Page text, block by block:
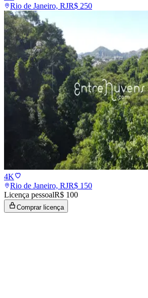
Rio de Janeiro, RJR$ 250
4K
Rio de Janeiro, RJR$ 150
Licença pessoalR$ 100
Comprar licença